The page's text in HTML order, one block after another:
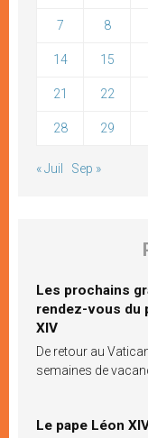
7 8
14 15
21 22
28 29
« Juil Sep »
Les prochains
rendez-vous du
XIV
De retour au
semaines de
Le pape Léon